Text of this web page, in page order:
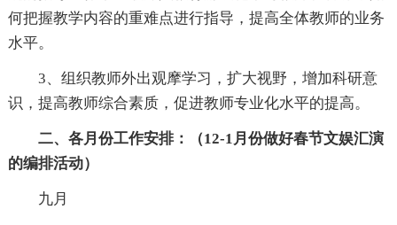
何把握教学内容的重难点进行指导，提高全体教师的业务
水平。
3、组织教师外出观摩学习，扩大视野，增加科研意
识，提高教师综合素质，促进教师专业化水平的提高。
二、各月份工作安排：（12-1月份做好春节文娱汇演
的编排活动）
九月